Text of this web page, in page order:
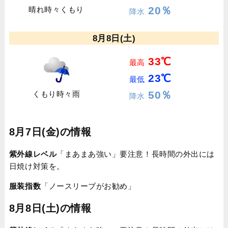
晴れ時々くもり 降水 20％
8月8日(土)
くもり時々雨
最高 33℃
最低 23℃
降水 50％
8月7日(金)の情報
紫外線レベル「まあまあ強い」要注意！長時間の外出には
日焼け対策を。
服装指数 「ノースリーブがお勧め」
8月8日(土)の情報